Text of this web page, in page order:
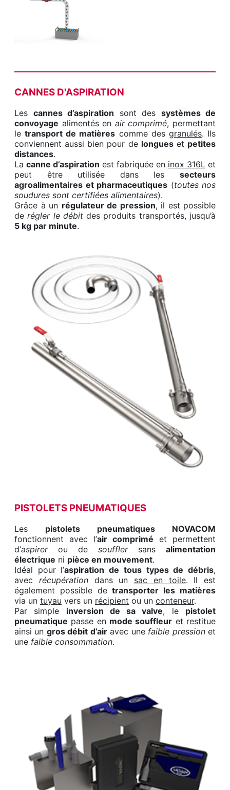
CANNES D'ASPIRATION
Les cannes d’aspiration sont des systèmes de
convoyage alimentés en air comprimé, permettant
letransport de matières comme des granulés. Ils
conviennent aussi bien pour de longueset petites
distances.
La canne d’aspiration est fabriquée en inox 316L et
peut être utilisée dans les secteurs
agroalimentaires et pharmaceutiques (toutes nos
soudures sont certifiées alimentaires).
Grâce à un régulateur de pression, il est possible
derégler le débitdes produits transportés, jusqu’à
5 kg par minute.
PISTOLETS PNEUMATIQUES
Les pistolets pneumatiques NOVACOM
fonctionnent avec l’air comprimé et permettent
d’aspirerou de soufflersans alimentation
électrique ni pièce en mouvement.
Idéal pour l’aspiration de tous types de débris,
avec récupérationdans un sac en toile. Il est
également possible detransporter les matières
via un tuyau vers un récipient ou un conteneur.
Par simple inversion de sa valve, le pistolet
pneumatique passe en mode souffleur et restitue
ainsi un gros débit d’airavec une faible pressionet
une faible consommation.